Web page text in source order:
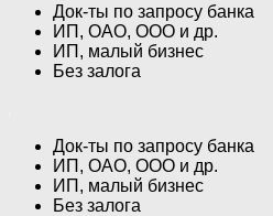
Док-ты по запросу банка
ИП, ОАО, ООО и др.
ИП, малый бизнес
Без залога
Док-ты по запросу банка
ИП, ОАО, ООО и др.
ИП, малый бизнес
Без залога